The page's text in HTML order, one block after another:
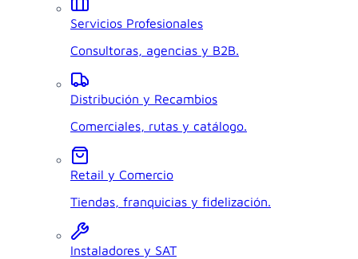
Servicios Profesionales
Consultoras, agencias y B2B.
Distribución y Recambios
Comerciales, rutas y catálogo.
Retail y Comercio
Tiendas, franquicias y fidelización.
Instaladores y SAT